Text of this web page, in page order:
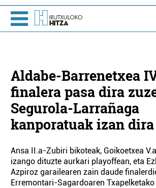
Aldabe-Barrenetxea
finalera pasa dira
Segurola-Larrañaga
kanporatuak izan dira
Ansa II.a-Zubiri bikoteak, Goikoetxea
izango dituzte aurkari playoffean, eta
Azpiroz garailearen zain daude
Erremontari-Sagardoaren Txapelketako